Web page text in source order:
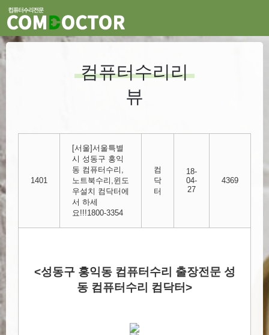
컴퓨터수리리
뷰
1401
[서울]서울특별
시 성동구 홍익
동 컴퓨터수리,
노트북수리,윈도
우설치 컴닥터에
서 하세
요!!!1800-3354
컴
닥
터
18-
04-
27
4369
<성동구 홍익동 컴퓨터수리 출장전문 성
동 컴퓨터수리 컴닥터>